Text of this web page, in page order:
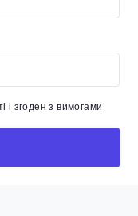
і згоден з вимогами